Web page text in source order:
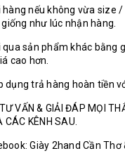
hàng nếu không vừa size
như lúc nhận hàng.
sản phẩm khác bằng
cao hơn.
dụng trả hàng hoàn tiền
VẤN & GIẢI ĐÁP MỌI
CÁC KÊNH SAU.
Giày 2hand Cần